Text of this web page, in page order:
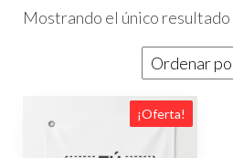
Mostrando el único resultado
¡Oferta!